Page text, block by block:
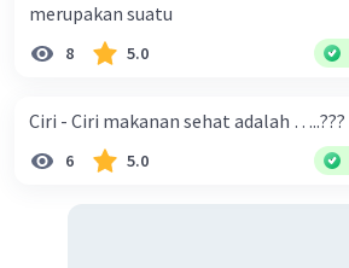
merupakan suatu
8 5.0
Ciri - Ciri makanan sehat adalah …..???
6 5.0